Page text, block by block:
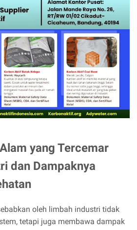
yang Tercemar
dan Dampaknya
oleh limbah industri tidak
tetapi juga membawa dampak